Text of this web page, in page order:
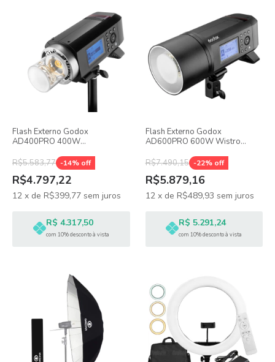
Flash Externo Godox
AD400PRO 400W
R$5.583,77 -14% off
R$4.797,22
12 x de R$399,77 sem juros
R$ 4.317,50
com 10% desconto à vista
Flash Externo Godox
AD600PRO 600W Wistro
R$7.490,15 -22% off
R$5.879,16
12 x de R$489,93 sem juros
R$ 5.291,24
com 10% desconto à vista